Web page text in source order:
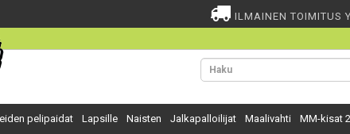
ILMAINEN TOIMITUS
pelipaidat Lapsille Naisten Jalkapalloilijat Maalivahti MM-kisat